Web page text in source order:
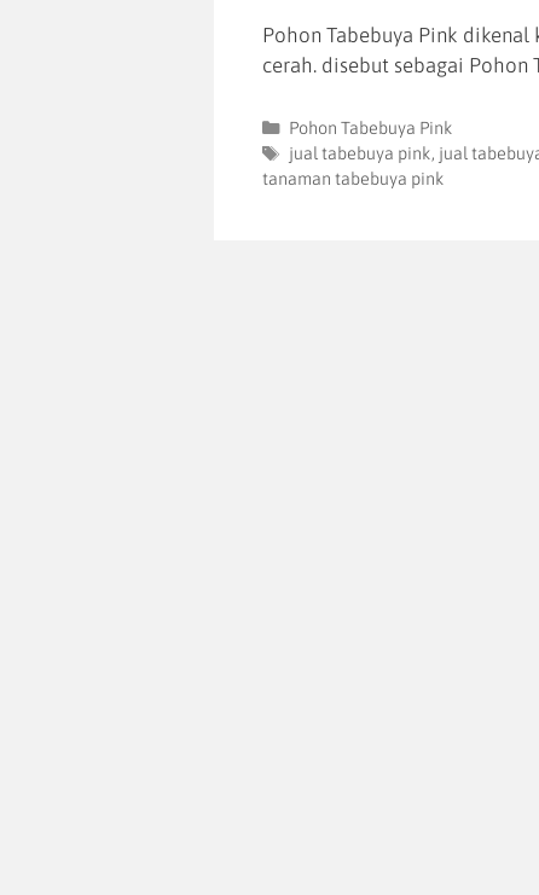
Pohon Tabebuya Pink
cerah. disebut sebagai Pohon
Pohon Tabebuya Pink
jual tabebuya pink, jual
tanaman tabebuya pink